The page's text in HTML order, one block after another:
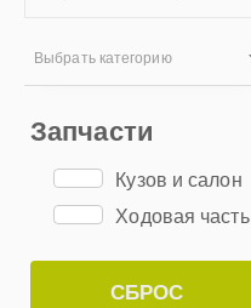
Выбрать категорию
Запчасти
Кузов и салон
Ходовая часть
СБРОС